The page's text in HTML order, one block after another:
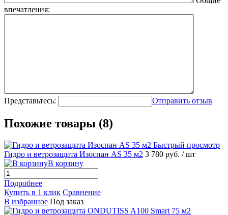
впечатления:
Представьтесь: Отправить отзыв
Похожие товары (8)
Быстрый просмотр
Гидро и ветрозащита Изоспан АS 35 м2 3 780 руб. / шт
В корзину
Подробнее
Купить в 1 клик Сравнение
В избранное Под заказ